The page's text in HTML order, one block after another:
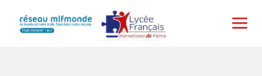
content